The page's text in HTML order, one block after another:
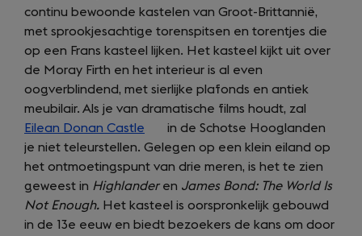
a
new
tab)
continu bewoonde kastelen van Groot-Brittannië,
met sprookjesachtige torenspitsen en torentjes die
op een Frans kasteel lijken. Het kasteel kijkt uit over
de Moray Firth en het interieur is al even
oogverblindend, met sierlijke plafonds en antiek
meubilair. Als je van dramatische films houdt, zal
Eilean Donan Castle (opens
in
a
new
tab)
in de Schotse Hooglanden
je niet teleurstellen. Gelegen op een klein eiland op
het ontmoetingspunt van drie meren, is het te zien
geweest in Highlanderen James Bond: The World Is
Not Enough. Het kasteel is oorspronkelijk gebouwd
in de 13e eeuw en biedt bezoekers de kans om door